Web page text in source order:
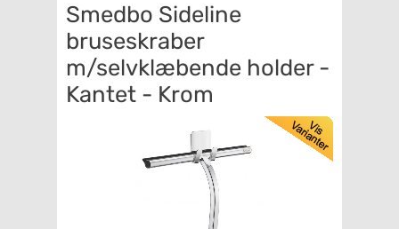
Smedbo Sideline
bruseskraber
m/selvklæbende holder -
Kantet - Krom